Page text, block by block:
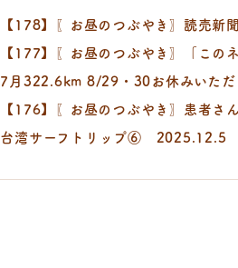
【178】〖お昼のつぶやき〗読売新聞 小
【177】〖お昼のつぶやき〗「この
7月322.6km 8/29・30お休みいただ
【176】〖お昼のつぶやき〗患者さ
台湾サーフトリップ⑥ 2025.12.5